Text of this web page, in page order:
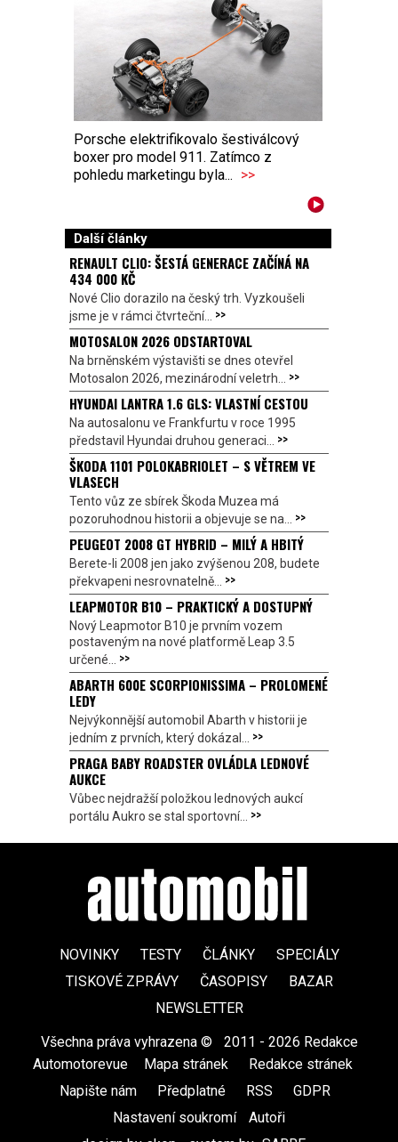
Porsche elektrifikovalo šestiválcový
boxer pro model 911. Zatímco z
pohledu marketingu byla... >>
Další články
RENAULT CLIO: ŠESTÁ GENERACE ZAČÍNÁ NA
434 000 KČ
Nové Clio dorazilo na český trh. Vyzkoušeli
jsme je v rámci čtvrteční... >>
MOTOSALON 2026 ODSTARTOVAL
Na brněnském výstavišti se dnes otevřel
Motosalon 2026, mezinárodní veletrh... >>
HYUNDAI LANTRA 1.6 GLS: VLASTNÍ CESTOU
Na autosalonu ve Frankfurtu v roce 1995
představil Hyundai druhou generaci... >>
ŠKODA 1101 POLOKABRIOLET – S VĚTREM VE
VLASECH
Tento vůz ze sbírek Škoda Muzea má
pozoruhodnou historii a objevuje se na... >>
PEUGEOT 2008 GT HYBRID – MILÝ A HBITÝ
Berete-li 2008 jen jako zvýšenou 208, budete
překvapeni nesrovnatelně... >>
LEAPMOTOR B10 – PRAKTICKÝ A DOSTUPNÝ
Nový Leapmotor B10 je prvním vozem
postaveným na nové platformě Leap 3.5
určené... >>
ABARTH 600E SCORPIONISSIMA – PROLOMENÉ
LEDY
Nejvýkonnější automobil Abarth v historii je
jedním z prvních, který dokázal... >>
PRAGA BABY ROADSTER OVLÁDLA LEDNOVÉ
AUKCE
Vůbec nejdražší položkou lednových aukcí
portálu Aukro se stal sportovní... >>
NOVINKY TESTY ČLÁNKY
SPECIÁLY
TISKOVÉ ZPRÁVY
ČASOPISY
BAZAR
NEWSLETTER
Všechna práva vyhrazena ©
2011 - 2026 Redakce
Automotorevue
Mapa stránek Redakce stránek
Napište nám
Předplatné RSS GDPR
Nastavení soukromí
Autoři